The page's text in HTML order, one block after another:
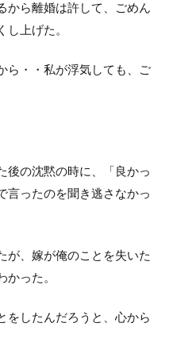
ら離婚は許して、ごめん
上げた。
ら・・私が浮気しても、ご
後の沈黙の時に、「良かっ
言ったのを聞き逃さなかっ
が、嫁が俺のことを失いた
った。
をしたんだろうと、心から